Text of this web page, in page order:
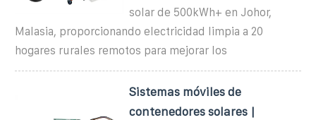
solar de 500kWh+ en Johor,
Malasia, proporcionando electricidad limpia a 20
hogares rurales remotos para mejorar los
Sistemas móviles de
contenedores solares |